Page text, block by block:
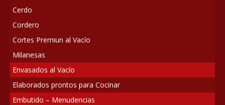
Cerdo
Cordero
Cortes Premiun al Vacío
Milanesas
Envasados al Vacío
Elaborados prontos para Cocinar
Embutido – Menudencias